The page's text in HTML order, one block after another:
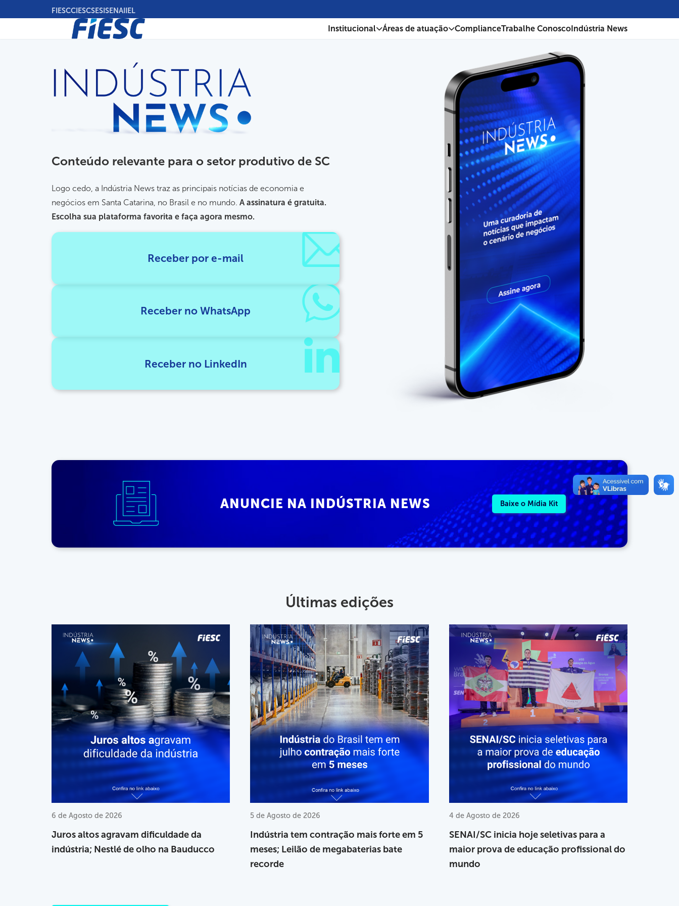
para
FIESCCIESCSESISENAIIEL
Institucional Áreas de atuação ComplianceTrabalhe Conosco Indústria News
Conteúdo relevante para o setor produtivo de SC
Logo cedo, a Indústria News traz as principais notícias de economia e
negócios em Santa Catarina, no Brasil e no mundo. A assinatura é gratuita.
Escolha sua plataforma favorita e faça agora mesmo.
Receber por e-mail
Receber no WhatsApp
Receber no LinkedIn
ANUNCIE NA INDÚSTRIA NEWS Baixe o Mídia Kit
Últimas edições
6 de Agosto de 2026
Juros altos agravam dificuldade da
indústria; Nestlé de olho na Bauducco
5 de Agosto de 2026
Indústria tem contração mais forte em 5
meses; Leilão de megabaterias bate
recorde
4 de Agosto de 2026
SENAI/SC inicia hoje seletivas para a
maior prova de educação profissional do
mundo